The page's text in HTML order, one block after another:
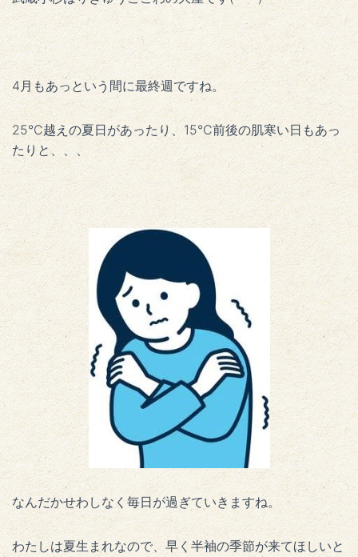
4月もあっという間に最終週ですね。
25°C越えの夏日があったり、15°C前後の肌寒い日もあっ
たりと、、、
なんだかせわしなく毎日が過ぎていきますね。
わたしは夏生まれなので、早く半袖の季節が来てほしいと